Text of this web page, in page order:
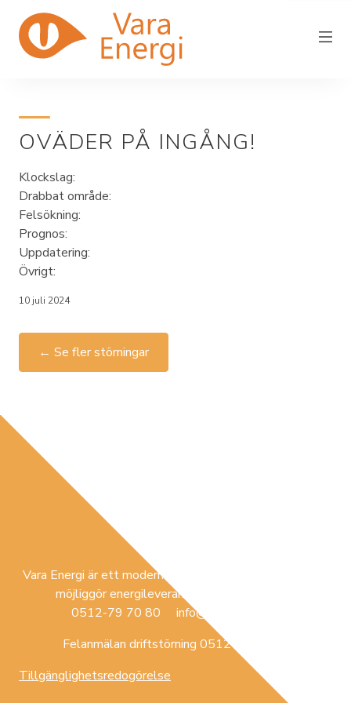
Vara Energi
Elnät
Elhandel
Driftstörning
Fjärrvärme
In/utflytt
Kundservice
OVÄDER PÅ INGÅNG!
Klockslag:
Drabbat område:
Felsökning:
Prognos:
Uppdatering:
Övrigt:
10 juli 2024
← Se fler störningar
Vara Energi är ett modernt lokalt förankrat företag som
möjliggör energileverans i Vara med omnejd.
0512-79 70 80 info@varaenergi.se
Felanmälan driftstörning 0512-79 70 84
Tillgänglighetsredogörelse